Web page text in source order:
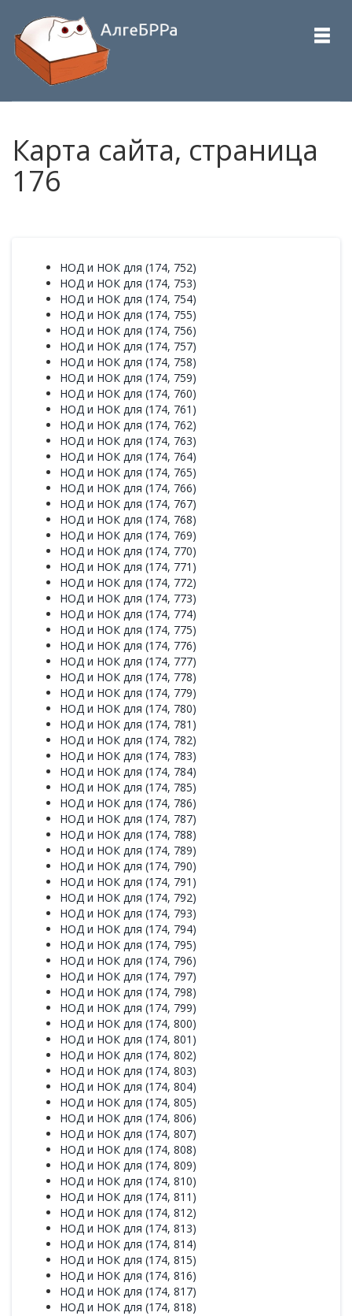
Карта сайта, страница
176
НОД и НОК для (174, 752)
НОД и НОК для (174, 753)
НОД и НОК для (174, 754)
НОД и НОК для (174, 755)
НОД и НОК для (174, 756)
НОД и НОК для (174, 757)
НОД и НОК для (174, 758)
НОД и НОК для (174, 759)
НОД и НОК для (174, 760)
НОД и НОК для (174, 761)
НОД и НОК для (174, 762)
НОД и НОК для (174, 763)
НОД и НОК для (174, 764)
НОД и НОК для (174, 765)
НОД и НОК для (174, 766)
НОД и НОК для (174, 767)
НОД и НОК для (174, 768)
НОД и НОК для (174, 769)
НОД и НОК для (174, 770)
НОД и НОК для (174, 771)
НОД и НОК для (174, 772)
НОД и НОК для (174, 773)
НОД и НОК для (174, 774)
НОД и НОК для (174, 775)
НОД и НОК для (174, 776)
НОД и НОК для (174, 777)
НОД и НОК для (174, 778)
НОД и НОК для (174, 779)
НОД и НОК для (174, 780)
НОД и НОК для (174, 781)
НОД и НОК для (174, 782)
НОД и НОК для (174, 783)
НОД и НОК для (174, 784)
НОД и НОК для (174, 785)
НОД и НОК для (174, 786)
НОД и НОК для (174, 787)
НОД и НОК для (174, 788)
НОД и НОК для (174, 789)
НОД и НОК для (174, 790)
НОД и НОК для (174, 791)
НОД и НОК для (174, 792)
НОД и НОК для (174, 793)
НОД и НОК для (174, 794)
НОД и НОК для (174, 795)
НОД и НОК для (174, 796)
НОД и НОК для (174, 797)
НОД и НОК для (174, 798)
НОД и НОК для (174, 799)
НОД и НОК для (174, 800)
НОД и НОК для (174, 801)
НОД и НОК для (174, 802)
НОД и НОК для (174, 803)
НОД и НОК для (174, 804)
НОД и НОК для (174, 805)
НОД и НОК для (174, 806)
НОД и НОК для (174, 807)
НОД и НОК для (174, 808)
НОД и НОК для (174, 809)
НОД и НОК для (174, 810)
НОД и НОК для (174, 811)
НОД и НОК для (174, 812)
НОД и НОК для (174, 813)
НОД и НОК для (174, 814)
НОД и НОК для (174, 815)
НОД и НОК для (174, 816)
НОД и НОК для (174, 817)
НОД и НОК для (174, 818)